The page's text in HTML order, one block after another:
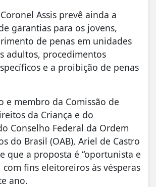
Assis prevê ainda a
garantias para os jovens,
de penas em unidades
adultos, procedimentos
e a proibição de penas
e membro da Comissão de
da Criança e do
Conselho Federal da Ordem
do Brasil (OAB), Ariel de Castro
que a proposta é “oportunista e
com fins eleitoreiros às vésperas
ano.